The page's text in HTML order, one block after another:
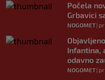
Počela
Grbavici
NOGOMET|
Infantina,
odavno
NOGOMET|